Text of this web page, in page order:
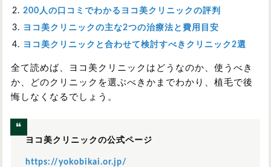
200人の口コミでわかるヨコ美クリニックの評判
ヨコ美クリニックの主な2つの治療法と費用目安
ヨコ美クリニックと合わせて検討すべきクリニック2選
全て読めば、ヨコ美クリニックはどうなのか、使うべき
か、どのクリニックを選ぶべきかまでわかり、植毛で後
悔しなくなるでしょう。
ヨコ美クリニックの公式ページ
https://yokobikai.or.jp/